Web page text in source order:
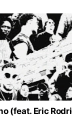
(feat. Eric